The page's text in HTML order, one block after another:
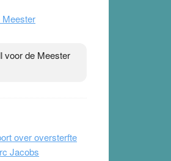
Meester
voor de Meester
over oversterfte
Jacobs